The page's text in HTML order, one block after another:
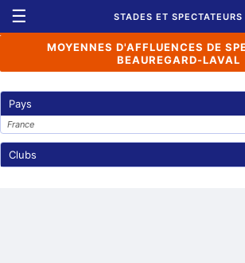
☰ STADES ET SPECTATEURS
MOYENNES D'AFFLUENCES DE
BEAUREGARD-LAVAL
Pays
France
Clubs